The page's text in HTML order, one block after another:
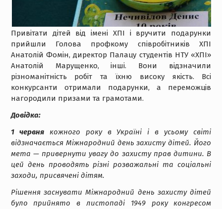
Привітати дітей від імені ХПІ і вручити подарунки
прийшли Голова профкому співробітників ХПІ
Анатолій Фомін, директор Палацу студентів НТУ «ХПІ»
Анатолій Марущенко, інші. Вони відзначили
різноманітність робіт та їхню високу якість. Всі
конкурсанти отримали подарунки, а переможців
нагородили призами та грамотами.
Довідка:
1 червнякожного року в Україні і в усьому світі
відзначається Міжнародний день захисту дітей. Його
мета — привернути увагу до захисту прав дитини. В
цей день проводять різні розважальні та соціальні
заходи, присвячені дітям.
Рішення заснувати Міжнародний день захисту дітей
було прийнято в листопаді 1949 року конгресом